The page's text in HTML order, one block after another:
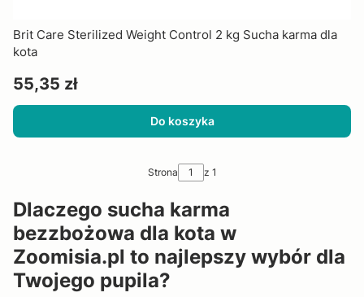
Brit Care Sterilized Weight Control 2 kg Sucha karma dla
kota
Cena
55,35 zł
Do koszyka
Strona z 1
Dlaczego sucha karma
bezzbożowa dla kota w
Zoomisia.pl to najlepszy wybór dla
Twojego pupila?